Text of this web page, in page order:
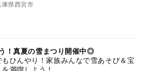
庫県西宮市
！真夏の雪まつり開催中◎
もひんやり！家族みんなで雪あそび＆宝